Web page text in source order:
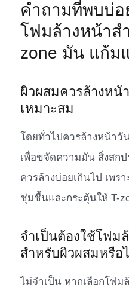
คำถามที่พบบ่อ
โฟมล้างหน้าส
zone มัน แก้ม
ผิวผสมควรล้างหน้
เหมาะสม
โดยทั่วไปควรล้างหน้าวั
เพื่อขจัดความมัน สิ่งสก
ควรล้างบ่อยเกินไป เพร
ชุ่มชื้นและกระตุ้นให้ T-
จำเป็นต้องใช้โฟม
สำหรับผิวผสมหรือ
ไม่จำเป็น หากเลือกโฟ